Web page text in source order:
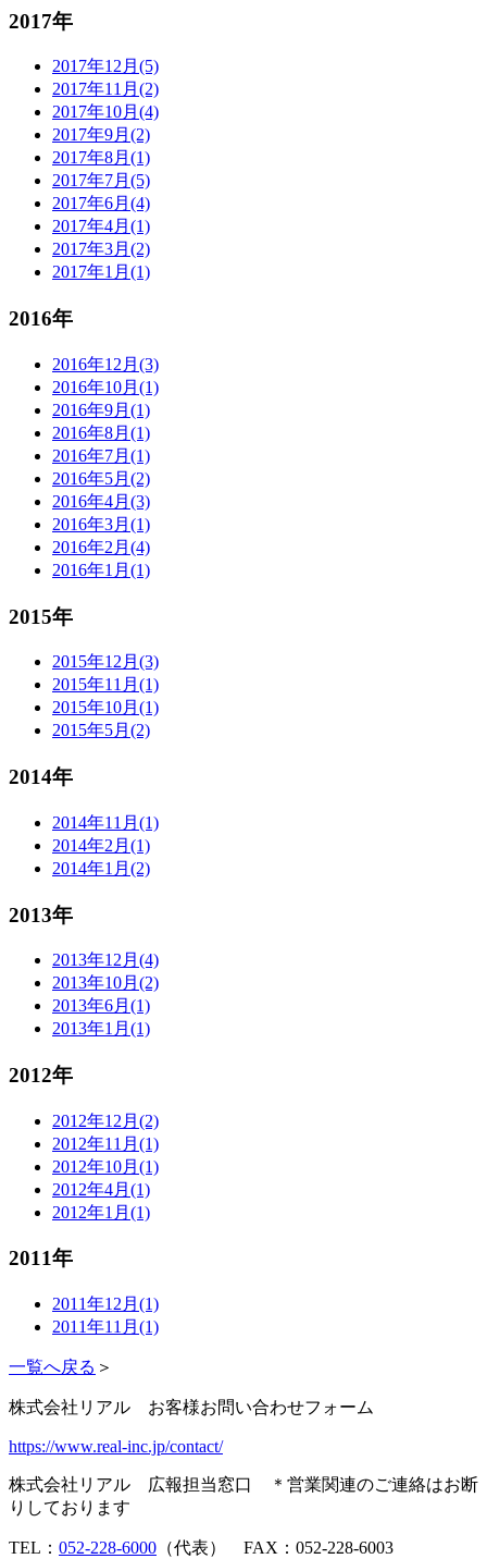
2017年
2017年12月(5)
2017年11月(2)
2017年10月(4)
2017年9月(2)
2017年8月(1)
2017年7月(5)
2017年6月(4)
2017年4月(1)
2017年3月(2)
2017年1月(1)
2016年
2016年12月(3)
2016年10月(1)
2016年9月(1)
2016年8月(1)
2016年7月(1)
2016年5月(2)
2016年4月(3)
2016年3月(1)
2016年2月(4)
2016年1月(1)
2015年
2015年12月(3)
2015年11月(1)
2015年10月(1)
2015年5月(2)
2014年
2014年11月(1)
2014年2月(1)
2014年1月(2)
2013年
2013年12月(4)
2013年10月(2)
2013年6月(1)
2013年1月(1)
2012年
2012年12月(2)
2012年11月(1)
2012年10月(1)
2012年4月(1)
2012年1月(1)
2011年
2011年12月(1)
2011年11月(1)
一覧へ戻る ＞
株式会社リアル お客様お問い合わせフォーム
https://www.real-inc.jp/contact/
株式会社リアル 広報担当窓口 ＊営業関連のご連絡はお断
りしております
TEL： 052-228-6000 （代表） FAX：052-228-6003